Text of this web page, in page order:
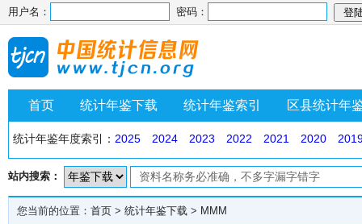
用户名： 密码：
首页 统计年鉴下载 统计年鉴索引 区县统计年
统计年鉴年度索引： 2025 2024 2023 2022 2021 2020
站内搜索：
您当前的位置： 首页 > 统计年鉴下载 > MMM